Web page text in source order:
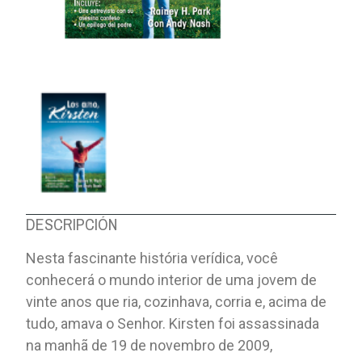
DESCRIPCIÓN
Nesta fascinante história verídica, você
conhecerá o mundo interior de uma jovem de
vinte anos que ria, cozinhava, corria e, acima de
tudo, amava o Senhor. Kirsten foi assassinada
na manhã de 19 de novembro de 2009,